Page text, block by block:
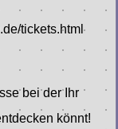
tickets.html
bei der Ihr
könnt!